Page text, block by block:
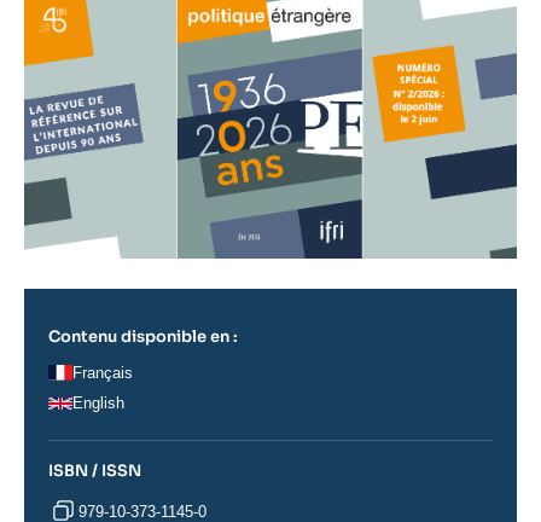
principale
Contenu disponible en :
Français
English
ISBN / ISSN
979-10-373-1145-0